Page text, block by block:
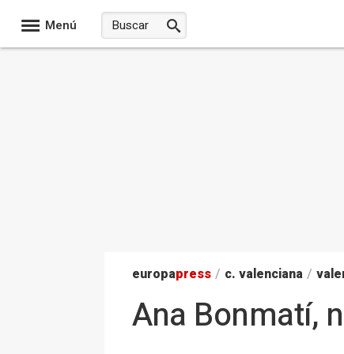
Menú
europapress / c. valenciana /
Ana Bonmatí,